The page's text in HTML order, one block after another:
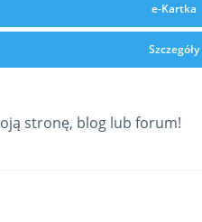
e-Kartka
Szczegóły
stronę, blog lub forum!